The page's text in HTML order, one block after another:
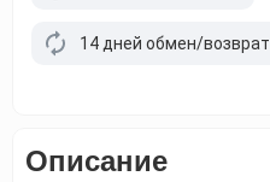
14 дней обмен/возврат
Описание